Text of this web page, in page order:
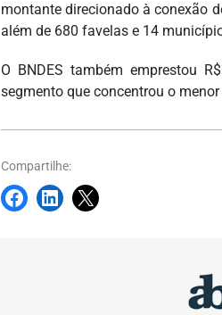
montante direcionado à conexão
além de 680 favelas e 14
O BNDES também emprestou
segmento que concentrou o
Compartilhe: